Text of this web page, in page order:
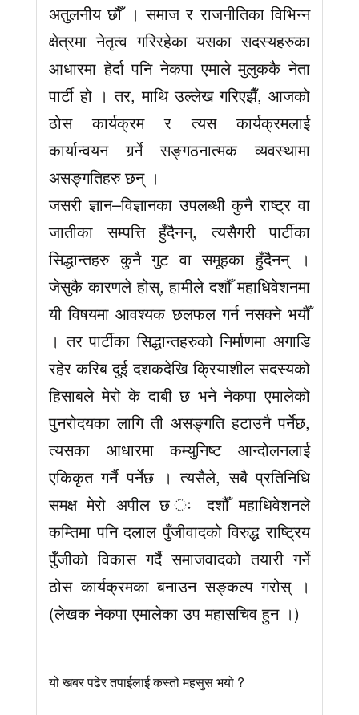
अतुलनीय छौँ । समाज र राजनीतिका विभिन्न
क्षेत्रमा नेतृत्व गरिरहेका यसका सदस्यहरुका
आधारमा हेर्दा पनि नेकपा एमाले मुलुककै नेता
पार्टी हो । तर, माथि उल्लेख गरिएझैँ, आजको
ठोस कार्यक्रम र त्यस कार्यक्रमलाई
कार्यान्वयन गर्र्ने सङ्गठनात्मक व्यवस्थामा
असङ्गतिहरु छन् ।
जसरी ज्ञान–विज्ञानका उपलब्धी कुनै राष्ट्र वा
जातीका सम्पत्ति हुँदैनन्, त्यसैगरी पार्टीका
सिद्धान्तहरु कुनै गुट वा समूहका हुँदैनन् ।
जेसुकै कारणले होस्, हामीले दशौँ महाधिवेशनमा
यी विषयमा आवश्यक छलफल गर्न नसक्ने भयौँ
। तर पार्टीका सिद्धान्तहरुको निर्माणमा अगाडि
रहेर करिब दुई दशकदेखि क्रियाशील सदस्यको
हिसाबले मेरो के दाबी छ भने नेकपा एमालेको
पुनरोदयका लागि ती असङ्गति हटाउनै पर्नेछ,
त्यसका आधारमा कम्युनिष्ट आन्दोलनलाई
एकिकृत गर्नै पर्नेछ । त्यसैले, सबै प्रतिनिधि
समक्ष मेरो अपील छ ः दशौँ महाधिवेशनले
कम्तिमा पनि दलाल पुँजीवादको विरुद्ध राष्ट्रिय
पुँजीको विकास गर्दै समाजवादको तयारी गर्ने
ठोस कार्यक्रमका बनाउन सङ्कल्प गरोस् ।
(लेखक नेकपा एमालेका उप महासचिव हुन ।)
यो खबर पढेर तपाईलाई कस्तो महसुस भयो ?